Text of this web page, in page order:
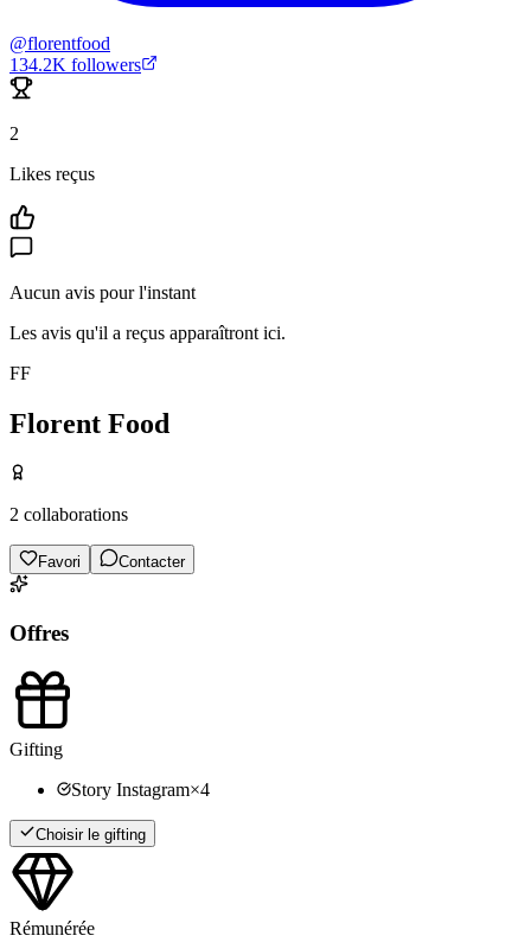
@florentfood
134.2K followers
2
Likes reçus
Aucun avis pour l'instant
Les avis qu'il a reçus apparaîtront ici.
FF
Florent Food
2 collaborations
Favori Contacter
Offres
Gifting
Story Instagram×4
Choisir le gifting
Rémunérée